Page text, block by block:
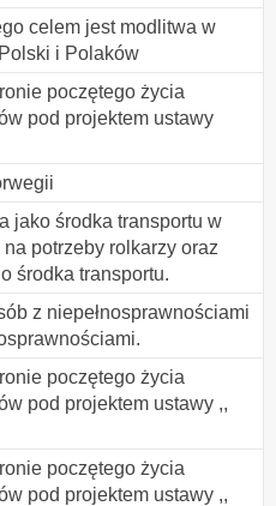
celem jest modlitwa w
i Polaków
poczętego życia
pod projektem ustawy
jako środka transportu w
potrzeby rolkarzy oraz
środka transportu.
z niepełnosprawnościami
poczętego życia
pod projektem ustawy ,,
poczętego życia
pod projektem ustawy ,,